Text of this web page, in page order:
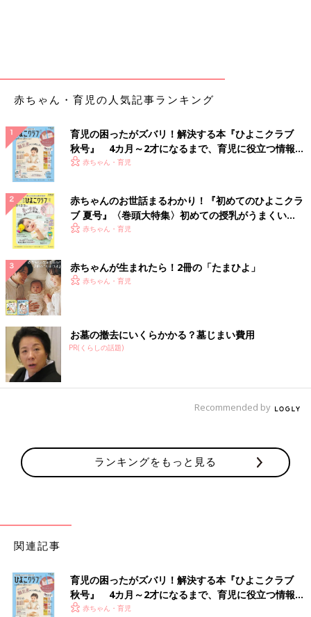
赤ちゃん・育児の人気記事ランキング
育児の困ったがズバリ！解決する本『ひよこクラブ
秋号』 4カ月～2才になるまで、育児に役立つ情報が
いっぱい！
赤ちゃん・育児
赤ちゃんのお世話まるわかり！『初めてのひよこクラ
ブ 夏号』〈巻頭大特集〉初めての授乳がうまくい
く！ おっぱい・ミルクの基本と夏のトラブル 解決テ
赤ちゃん・育児
赤ちゃんが生まれたら！2冊の「たまひよ」
赤ちゃん・育児
お墓の撤去にいくらかかる？墓じまい費用
PR(くらしの話題)
Recommended by
ランキングをもっと見る
関連記事
育児の困ったがズバリ！解決する本『ひよこクラブ
秋号』 4カ月～2才になるまで、育児に役立つ情報が
いっぱい！
赤ちゃん・育児